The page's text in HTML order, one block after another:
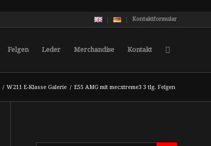
Kontaktformular
Felgen Leder Merchandise Kontakt
/ W211 E-Klasse Galerie / E55 AMG mit mecxtreme3 3 tlg. Felgen